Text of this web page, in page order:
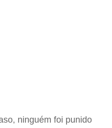
ninguém foi punido